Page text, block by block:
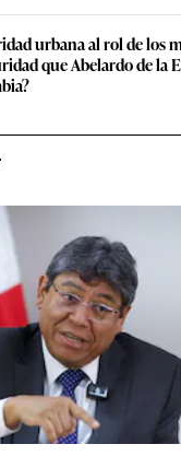
urbana al rol de los
que Abelardo de la